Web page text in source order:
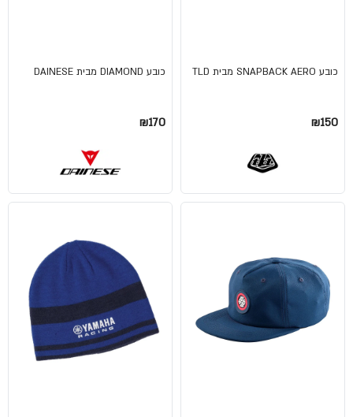
כובע SNAPBACK AERO מבית TLD
₪150
כובע DIAMOND מבית DAINESE
₪170